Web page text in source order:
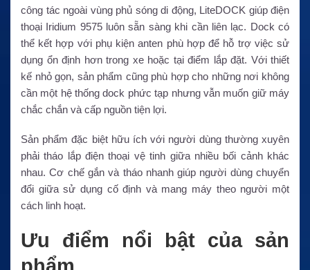
công tác ngoài vùng phủ sóng di động, LiteDOCK giúp điện
thoại Iridium 9575 luôn sẵn sàng khi cần liên lạc. Dock có
thể kết hợp với phụ kiện anten phù hợp để hỗ trợ việc sử
dụng ổn định hơn trong xe hoặc tại điểm lắp đặt. Với thiết
kế nhỏ gọn, sản phẩm cũng phù hợp cho những nơi không
cần một hệ thống dock phức tạp nhưng vẫn muốn giữ máy
chắc chắn và cấp nguồn tiện lợi.
Sản phẩm đặc biệt hữu ích với người dùng thường xuyên
phải tháo lắp điện thoại vệ tinh giữa nhiều bối cảnh khác
nhau. Cơ chế gắn và tháo nhanh giúp người dùng chuyển
đổi giữa sử dụng cố định và mang máy theo người một
cách linh hoạt.
Ưu điểm nổi bật của sản